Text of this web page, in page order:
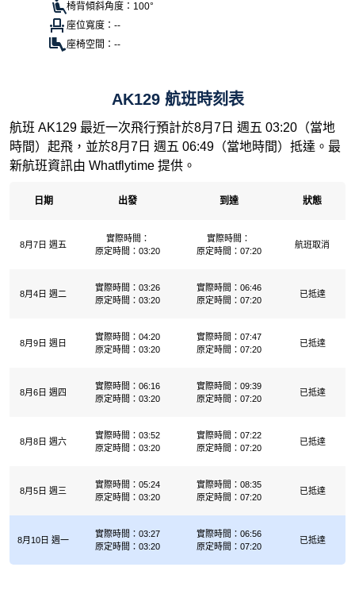
椅背傾斜角度：100°
座位寬度：--
座椅空間：--
AK129 航班時刻表
航班 AK129 最近一次飛行預計於8月7日 週五 03:20（當地
時間）起飛，並於8月7日 週五 06:49（當地時間）抵達。最
新航班資訊由 Whatflytime 提供。
日期 出發 到達 狀態
8月7日 週五
實際時間：
原定時間：03:20
實際時間：
原定時間：07:20
航班取消
8月4日 週二
實際時間：03:26
原定時間：03:20
實際時間：06:46
原定時間：07:20
已抵達
8月9日 週日
實際時間：04:20
原定時間：03:20
實際時間：07:47
原定時間：07:20
已抵達
8月6日 週四
實際時間：06:16
原定時間：03:20
實際時間：09:39
原定時間：07:20
已抵達
8月8日 週六
實際時間：03:52
原定時間：03:20
實際時間：07:22
原定時間：07:20
已抵達
8月5日 週三
實際時間：05:24
原定時間：03:20
實際時間：08:35
原定時間：07:20
已抵達
8月10日 週一
實際時間：03:27
原定時間：03:20
實際時間：06:56
原定時間：07:20
已抵達